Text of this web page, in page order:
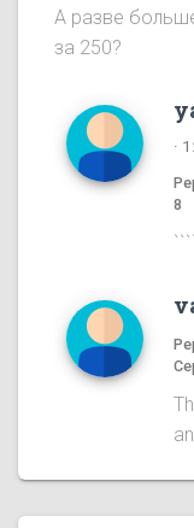
А разве
за 250?
·
8